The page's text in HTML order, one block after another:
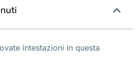
intestazioni in questa